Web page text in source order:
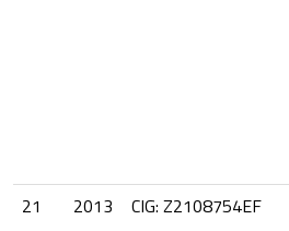
21
2013 CIG: Z2108754EF